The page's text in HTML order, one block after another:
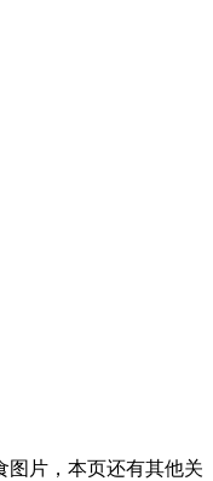
图片，本页还有其他关